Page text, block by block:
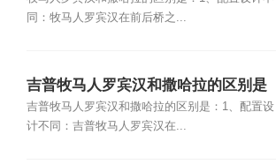
同：牧马人罗宾汉在前后桥之...
吉普牧马人罗宾汉和撒哈拉的区别是
什么？
吉普牧马人罗宾汉和撒哈拉的区别是：1、配置设
计不同：吉普牧马人罗宾汉在...